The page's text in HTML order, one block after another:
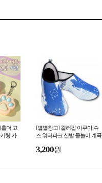
더 고
링 가
[별별창고] 컬러팝 아쿠아 슈
즈 워터파크 신발 물놀이 계곡
장
3,200원